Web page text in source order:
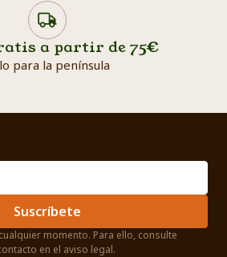
a partir de 75€
para la península
Suscríbete
momento. Para ello, consulte
en el aviso legal.